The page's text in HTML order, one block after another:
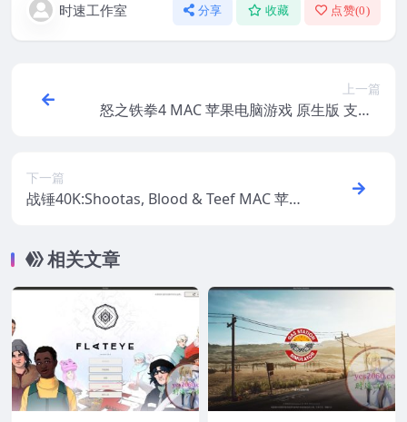
时速工作室 分享 收藏 点赞(0)
上一篇
怒之铁拳4 MAC 苹果电脑游戏 原生版 支援1
下一篇
战锤40K:Shootas, Blood & Teef MAC 苹果
相关文章